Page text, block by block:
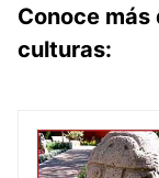
Conoce
culturas: